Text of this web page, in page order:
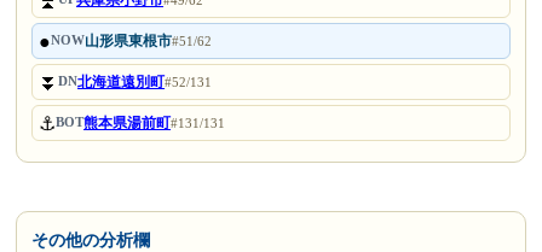
●NOW山形県東根市#51/62
⏬DN北海道遠別町#52/131
⚓BOT熊本県湯前町#131/131
その他の分析欄